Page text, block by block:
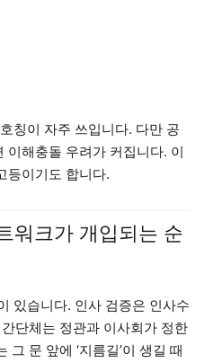
칭이 자주 쓰입니다. 다만 공
이해충돌 우려가 커집니다. 이
등이기도 합니다.
워크가 개입되는 순
있습니다. 인사 검증은 인사수
단체는 정관과 이사회가 정한
문 앞에 ‘지름길’이 생길 때